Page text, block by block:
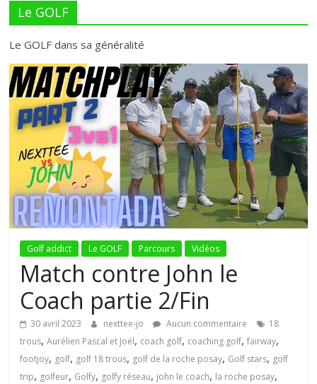
Chaîne
Youtube
de
trois
copains
Le
blog
Golf
passionnés
de
petite
balle
blanche
Le GOLF
Le GOLF dans sa généralité
Golf addict Le GOLF Parcours Vidéos
Match contre John le
Coach partie 2/Fin
30 avril 2023 nexttee-jo Aucun commentaire
18
trous,Aurélien Pascal et Joël, coach golf, coaching golf,fairway,
footjoy, golf, golf 18 trous, golf de la roche posay, Golf stars, golf
trip, golfeur, Golfy, golfy réseau, john le coach, la roche posay,